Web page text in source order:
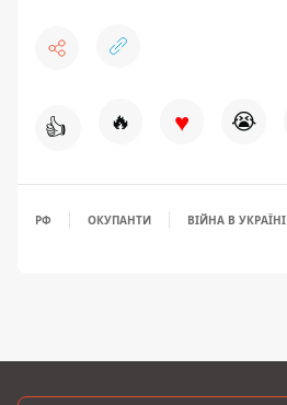
👍 🔥 ♥ 😭
РФ ОКУПАНТИ ВІЙНА В УКРАЇНІ